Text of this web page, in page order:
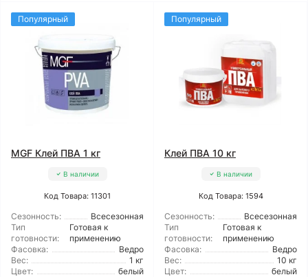
Популярный
MGF Клей ПВА 1 кг
В наличии
Код Товара: 11301
Сезонность:
Всесезонная
Тип
готовности:
Готовая к
применению
Фасовка:
Ведро
Вес:
1 кг
Цвет:
белый
Популярный
Клей ПВА 10 кг
В наличии
Код Товара: 1594
Сезонность:
Всесезонная
Тип
готовности:
Готовая к
применению
Фасовка:
Ведро
Вес:
10 кг
Цвет:
белый